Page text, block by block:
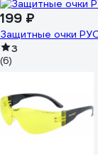
199 ₽
Защитные очки
3
(6)